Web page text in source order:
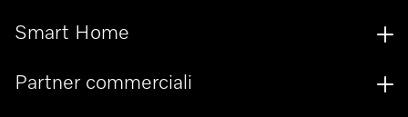
Smart Home
Partner commerciali